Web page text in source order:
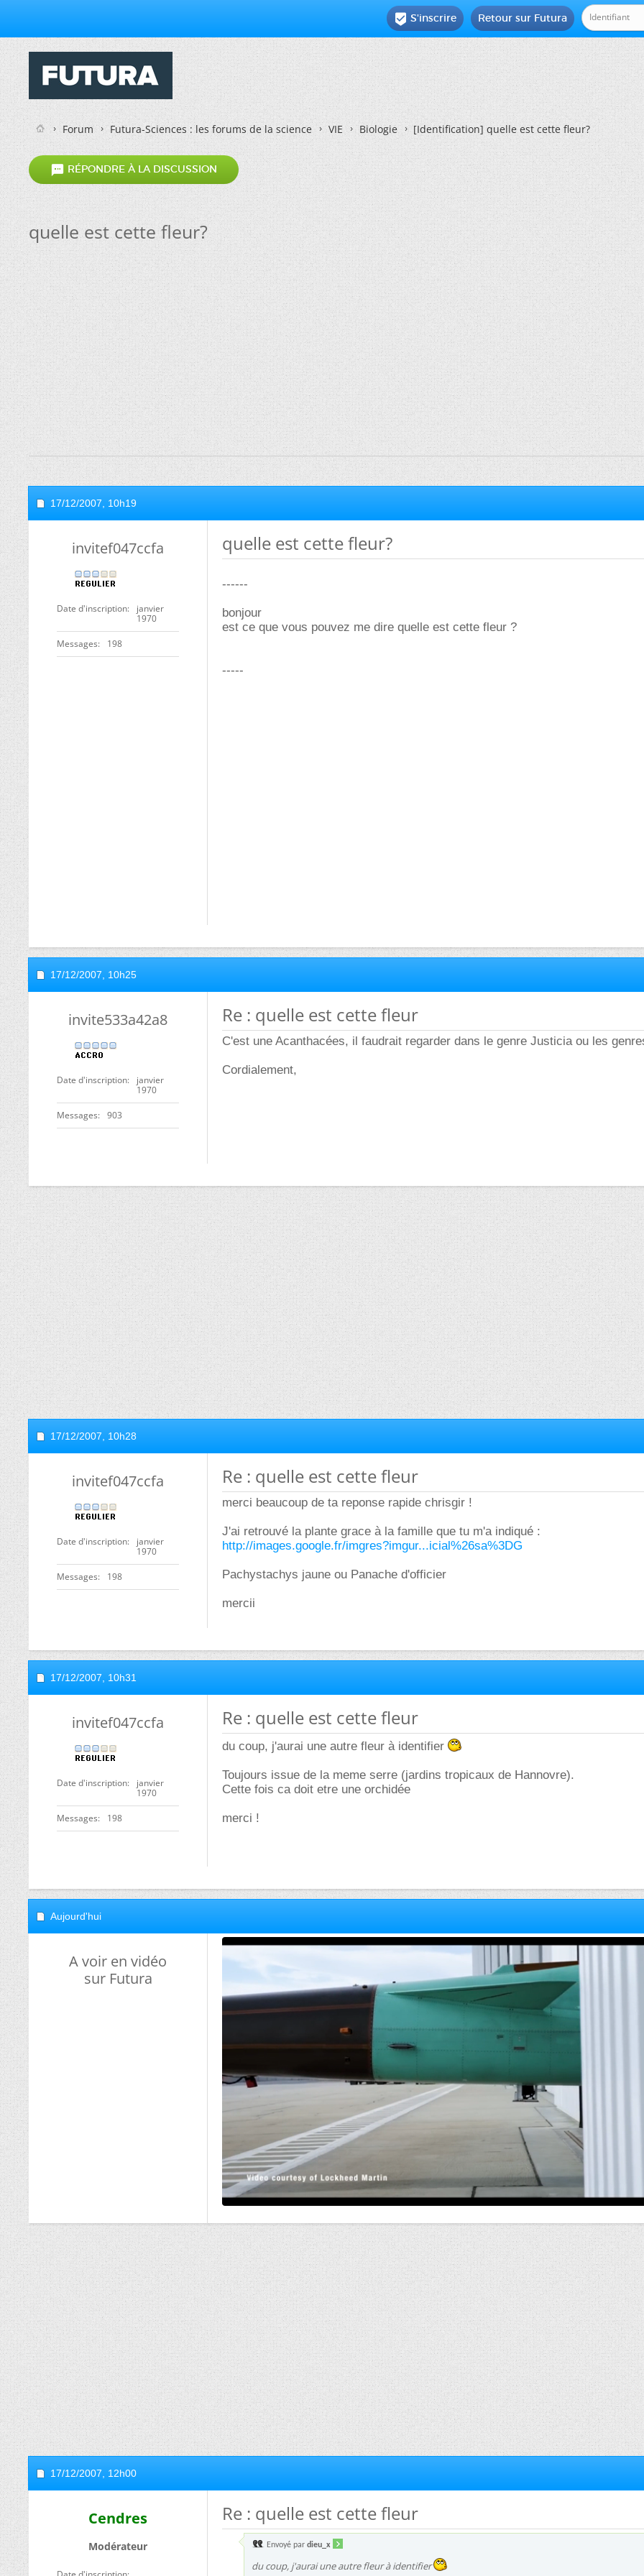
Retour sur Futura
 S'inscrire
Forum Futura-Sciences : les forums de la science VIE Biologie [Identification]quelle est cette fleur?
 RÉPONDRE À LA DISCUSSION
quelle est cette fleur?
17/12/2007, 10h19
invitef047ccfa
Date d'inscription
janvier
1970
Messages 198
quelle est cette fleur?
------
bonjour
est ce que vous pouvez me dire quelle est cette fleur ?
-----
17/12/2007, 10h25
invite533a42a8
Date d'inscription
janvier
1970
Messages 903
Re : quelle est cette fleur
C'est une Acanthacées, il faudrait regarder dans le genre Justicia ou les
Cordialement,
17/12/2007, 10h28
invitef047ccfa
Date d'inscription
janvier
1970
Messages 198
Re : quelle est cette fleur
merci beaucoup de ta reponse rapide chrisgir !
J'ai retrouvé la plante grace à la famille que tu m'a indiqué :
http://images.google.fr/imgres?imgur...icial%26sa%3DG
Pachystachys jaune ou Panache d'officier
mercii
17/12/2007, 10h31
invitef047ccfa
Date d'inscription
janvier
1970
Messages 198
Re : quelle est cette fleur
du coup, j'aurai une autre fleur à identifier
Toujours issue de la meme serre (jardins tropicaux de Hannovre).
Cette fois ca doit etre une orchidée
merci !
Aujourd'hui
A voir en vidéo
sur Futura
17/12/2007, 12h00
Cendres
Modérateur
Re : quelle est cette fleur
Envoyé par dieu_x
du coup, j'aurai une autre fleur à identifier